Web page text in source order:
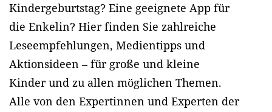
Kindergeburtstag? Eine geeignete App für
die Enkelin? Hier finden Sie zahlreiche
Leseempfehlungen, Medientipps und
Aktionsideen – für große und kleine
Kinder und zu allen möglichen Themen.
Alle von den Expertinnen und Experten der